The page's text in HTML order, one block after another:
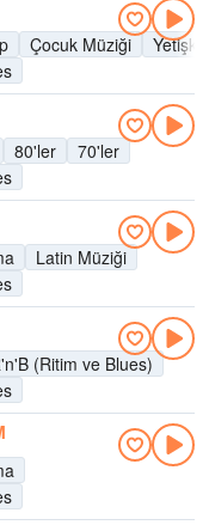
Çocuk Müziği
80'ler
70'ler
Latin Müziği
(Ritim ve Blues)